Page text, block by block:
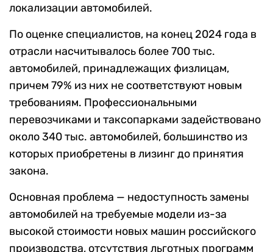
локализации автомобилей.
По оценке специалистов, на конец 2024 года в
отрасли насчитывалось более 700 тыс.
автомобилей, принадлежащих физлицам,
причем 79% из них не соответствуют новым
требованиям. Профессиональными
перевозчиками и таксопарками задействовано
около 340 тыс. автомобилей, большинство из
которых приобретены в лизинг до принятия
закона.
Основная проблема — недоступность замены
автомобилей на требуемые модели из-за
высокой стоимости новых машин российского
производства, отсутствия льготных программ